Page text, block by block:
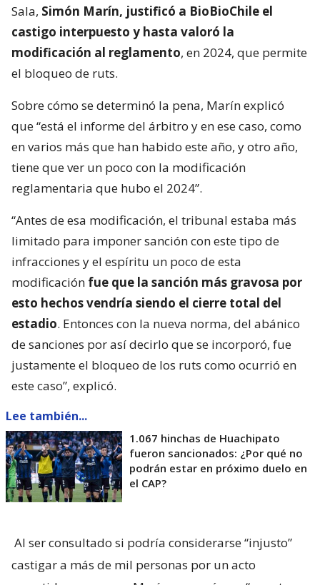
Sala, Simón Marín, justificó a BioBioChile el
castigo interpuesto y hasta valoró la
modificación al reglamento, en 2024, que permite
el bloqueo de ruts.
Sobre cómo se determinó la pena, Marín explicó
que “está el informe del árbitro y en ese caso, como
en varios más que han habido este año, y otro año,
tiene que ver un poco con la modificación
reglamentaria que hubo el 2024”.
“Antes de esa modificación, el tribunal estaba más
limitado para imponer sanción con este tipo de
infracciones y el espíritu un poco de esta
modificación fue que la sanción más gravosa por
esto hechos vendría siendo el cierre total del
estadio. Entonces con la nueva norma, del abánico
de sanciones por así decirlo que se incorporó, fue
justamente el bloqueo de los ruts como ocurrió en
este caso”, explicó.
Lee también...
1.067 hinchas de Huachipato
fueron sancionados: ¿Por qué no
podrán estar en próximo duelo en
el CAP?
Al ser consultado si podría considerarse “injusto”
castigar a más de mil personas por un acto